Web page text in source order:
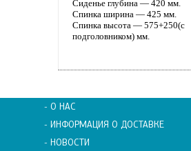
Сиденье глубина — 420 мм.
Спинка ширина — 425 мм.
Спинка высота — 575+250(с
подголовником) мм.
- О НАС
- ИНФОРМАЦИЯ О ДОСТАВКЕ
- НОВОСТИ